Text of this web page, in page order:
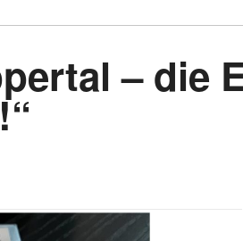
– die